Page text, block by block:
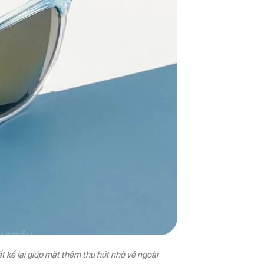
kế lại giúp mặt thêm thu hút nhờ vẻ ngoài